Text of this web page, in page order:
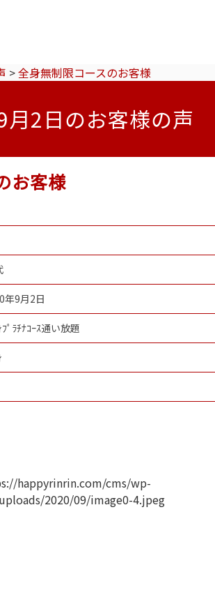
>全身無制限コースのお客様
2日のお客様の声
お客様
年9月2日
ﾟﾗﾁﾅｺｰｽ通い放題